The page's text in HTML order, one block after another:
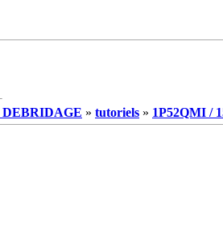
DEBRIDAGE » tutoriels » 1P52QMI /